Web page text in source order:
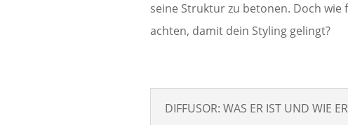
seine Struktur zu betonen. Doch
achten, damit dein Styling gelingt?
DIFFUSOR: WAS ER IST UND WIE